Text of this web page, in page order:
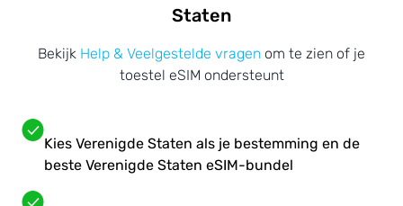
Staten
Bekijk Help & Veelgestelde vragen om te zien of je
toestel eSIM ondersteunt
Kies Verenigde Staten als je bestemming en de
beste Verenigde Staten eSIM-bundel